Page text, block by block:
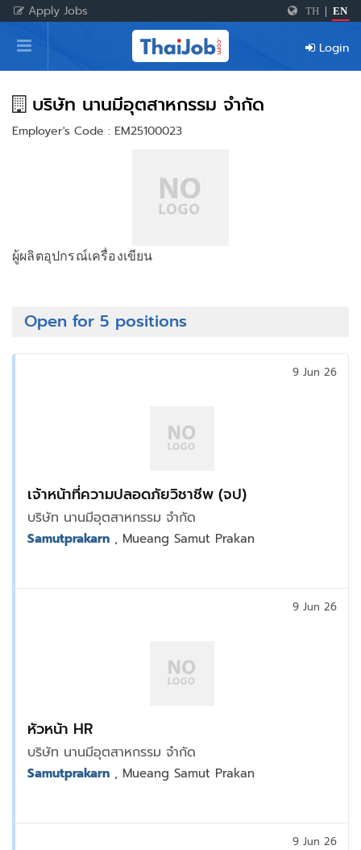
Apply Jobs TH EN
Home
Login
Register
Login
บริษัท นานมีอุตสาหกรรม จำกัด
Employer's Code : EM25100023
ผู้ผลิตอุปกรณ์เครื่องเขียน
Open for 5 positions
เจ้าหน้าที่ความปลอดภัยวิชาชีพ (จป)
บริษัท นานมีอุตสาหกรรม จำกัด
9 Jun 26
Samutprakarn , Mueang Samut Prakan
หัวหน้า HR
บริษัท นานมีอุตสาหกรรม จำกัด
9 Jun 26
Samutprakarn , Mueang Samut Prakan
9 Jun 26